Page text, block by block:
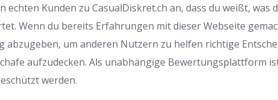
Kunden zu CasualDiskret.ch an, dass du weißt, was
Wenn du bereits Erfahrungen mit dieser Webseite
abzugeben, um anderen Nutzern zu helfen richtige
aufzudecken. Als unabhängige Bewertungsplattform
werden.